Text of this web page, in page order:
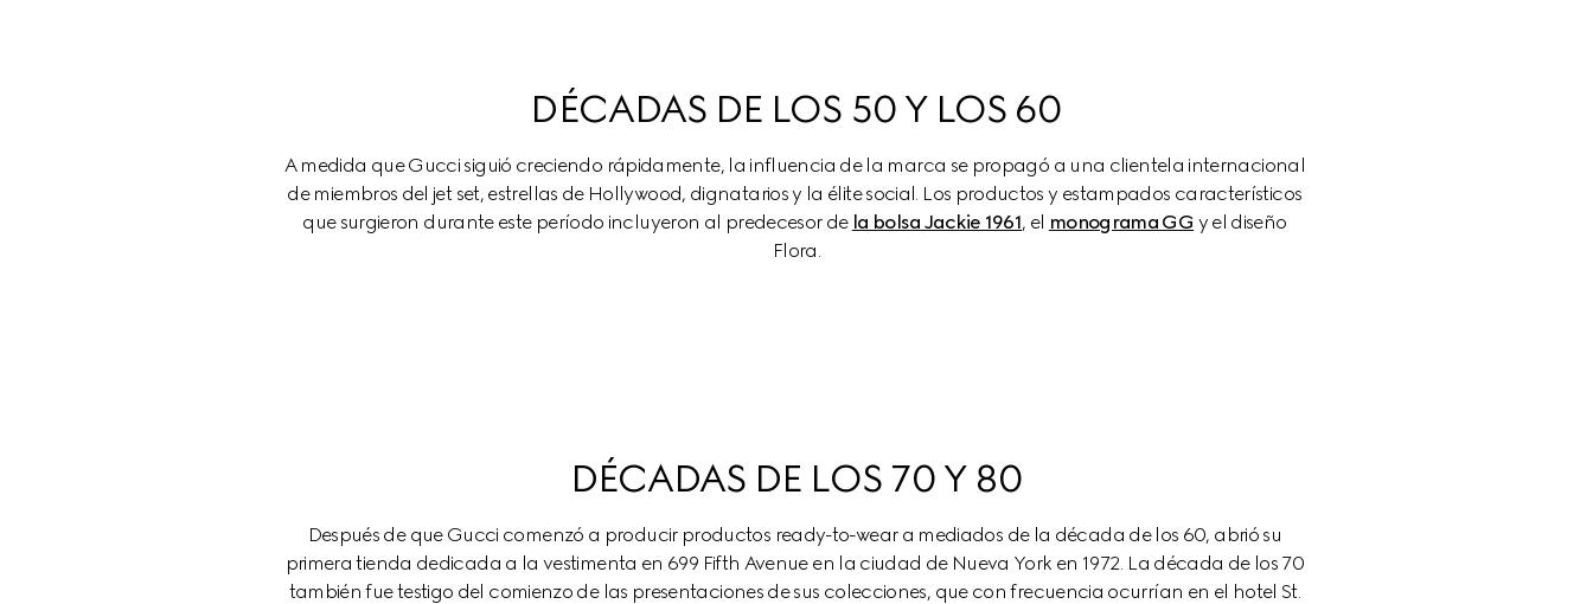
DÉCADAS DE LOS 50 Y LOS 60
A medida que Gucci siguió creciendo rápidamente, la influencia de la marca se propagó a una clientela internacional
de miembros del jet set, estrellas de Hollywood, dignatarios y la élite social. Los productos y estampados característicos
que surgieron durante este período incluyeron al predecesor de la bolsa Jackie 1961, el monograma GG y el diseño
Flora.
DÉCADAS DE LOS 70 Y 80
Después de que Gucci comenzó a producir productos ready-to-wear a mediados de la década de los 60, abrió su
primera tienda dedicada a la vestimenta en 699 Fifth Avenue en la ciudad de Nueva York en 1972. La década de los 70
también fue testigo del comienzo de las presentaciones de sus colecciones, que con frecuencia ocurrían en el hotel St.